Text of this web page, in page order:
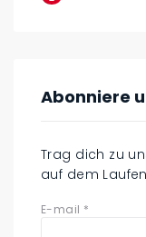
Abonniere
Trag dich zu
auf dem
E-mail *